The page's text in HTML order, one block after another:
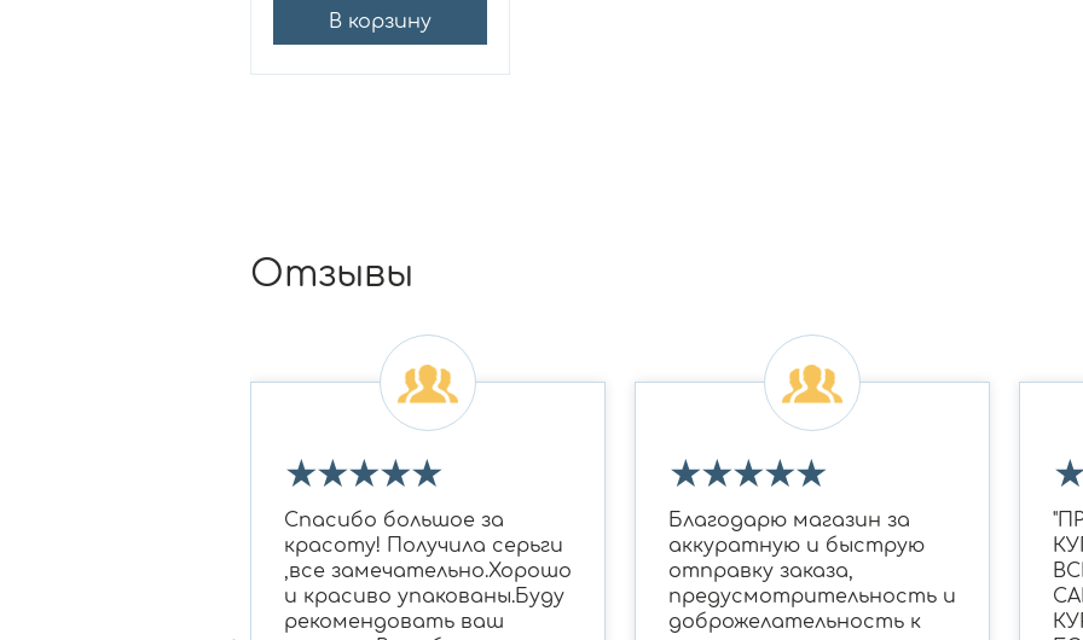
В корзину
Отзывы
★★★★★
Спасибо большое за
красоту! Получила серьги
,все замечательно.Хорошо
и красиво упакованы.Буду
рекомендовать ваш
★★★★★
Благодарю магазин за
аккуратную и быструю
отправку заказа,
предусмотрительность и
доброжелательность к